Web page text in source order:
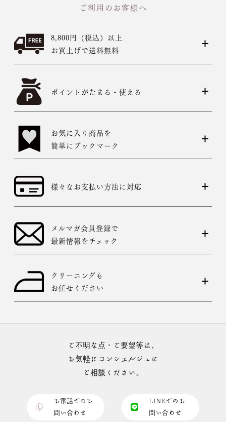
ご利用のお客様へ
8,800円（税込）以上
お買上げで送料無料
ポイントがたまる・使える
お気に入り商品を
簡単にブックマーク
様々なお支払い方法に対応
メルマガ会員登録で
最新情報をチェック
クリーニングも
お任せください
ご不明な点・ご要望等は、
お気軽にコンシェルジュに
ご相談ください。
お電話でのお
問い合わせ
LINEでのお
問い合わせ